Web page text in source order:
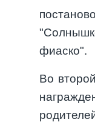
фиаско".
Во